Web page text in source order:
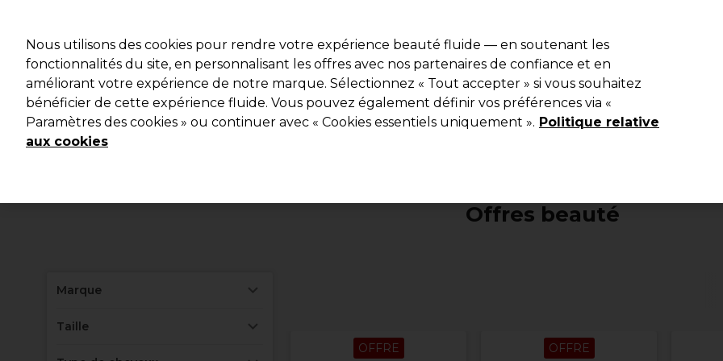
Rechercher
Marques Bons plans Coiffure Electro et Matériel Equipement de salon Beauté Hommes Les
Livraison et délais
Offres beauté
Marque
Taille
OFFRE OFFRE
Nous utilisons des cookies pour rendre votre expérience beauté fluide — en soutenant les
fonctionnalités du site, en personnalisant les offres avec nos partenaires de confiance et en
améliorant votre expérience de notre marque. Sélectionnez « Tout accepter » si vous souhaitez
bénéficier de cette expérience fluide. Vous pouvez également définir vos préférences via «
Paramètres des cookies » ou continuer avec « Cookies essentiels uniquement ». Politique relative
aux cookies